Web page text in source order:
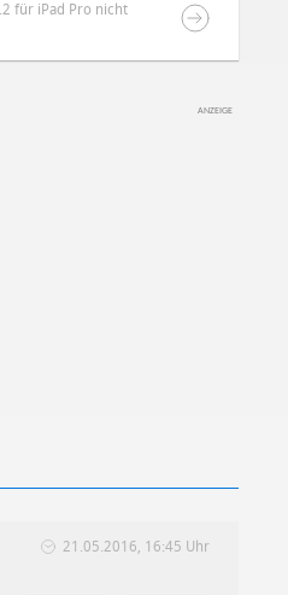
für iPad Pro nicht
21.05.2016, 16:45 Uhr